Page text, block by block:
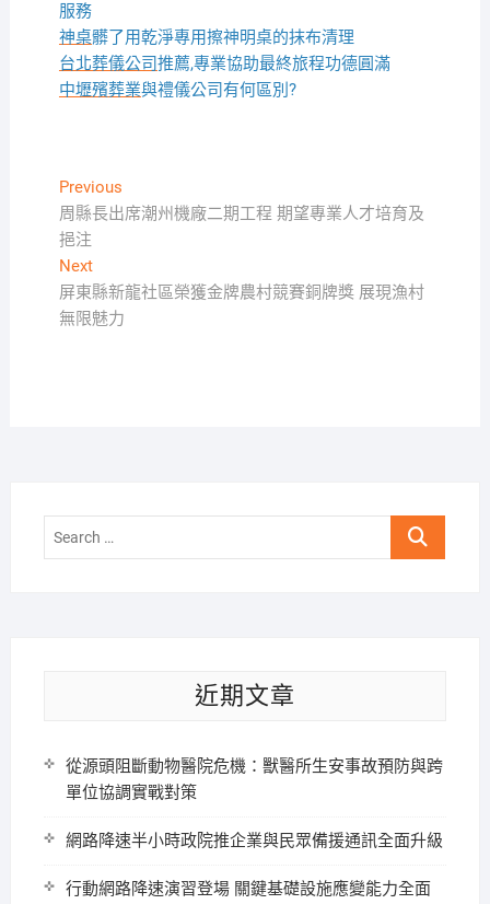
服務
神桌髒了用乾淨專用擦神明桌的抹布清理
台北葬儀公司推薦,專業協助最終旅程功德圓滿
中壢殯葬業與禮儀公司有何區別?
文
章
導
覽
PreviousPrevious
post:
周縣長出席潮州機廠二期工程 期望專業人才培育及
挹注
NextNext
post:
屏東縣新龍社區榮獲金牌農村競賽銅牌獎 展現漁村
無限魅力
Search
近期文章
從源頭阻斷動物醫院危機：獸醫所生安事故預防與跨
單位協調實戰對策
網路降速半小時政院推企業與民眾備援通訊全面升級
行動網路降速演習登場 關鍵基礎設施應變能力全面